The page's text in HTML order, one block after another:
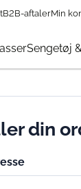
B2B-aftalerMin
Sengetøj
din